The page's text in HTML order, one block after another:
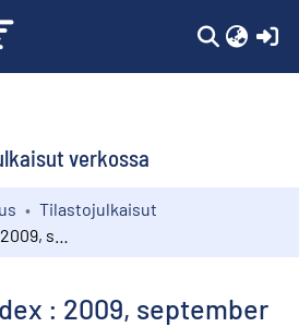
verkossa
Tilastojulkaisut
: 2009, september